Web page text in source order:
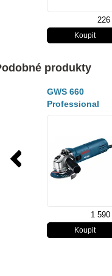
produkty
GWS 660
Professional
Úhlová bruska
1